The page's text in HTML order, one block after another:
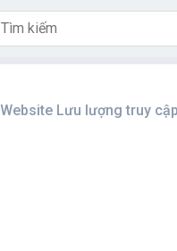
Website Lưu lượng truy